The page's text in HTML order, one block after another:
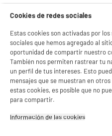
Cookies de redes sociales
Estas cookies son activadas por
sociales que hemos agregado al
oportunidad de compartir nuestro
También nos permiten rastrear tu
un perfil de tus intereses. Esto
mensajes que se muestran en
estas cookies, es posible que no
para compartir.
Información de las cookies‎